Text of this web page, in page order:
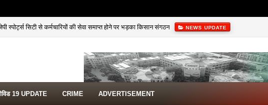
स्पोर्ट्स सिटी से कर्मचारियों की सेवा समाप्त होने पर भड़का किसान संगठन NEWS UPDATE
19 UPDATE CRIME ADVERTISEMENT